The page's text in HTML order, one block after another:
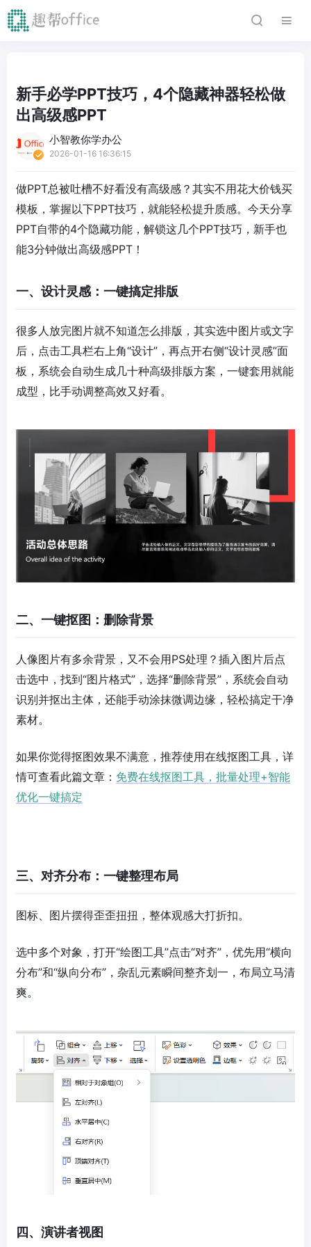
新手必学PPT技巧，4个隐藏神器轻松做
出高级感PPT
小智教你学办公
2026-01-16 16:36:15
做PPT总被吐槽不好看没有高级感？其实不用花大价钱买
模板，掌握以下PPT技巧，就能轻松提升质感。今天分享
PPT自带的4个隐藏功能，解锁这几个PPT技巧，新手也
能3分钟做出高级感PPT！
一、设计灵感：一键搞定排版
很多人放完图片就不知道怎么排版，其实选中图片或文字
后，点击工具栏右上角“设计”，再点开右侧“设计灵感”面
板，系统会自动生成几十种高级排版方案，一键套用就能
成型，比手动调整高效又好看。
二、一键抠图：删除背景
人像图片有多余背景，又不会用PS处理？插入图片后点
击选中，找到“图片格式”，选择“删除背景”，系统会自动
识别并抠出主体，还能手动涂抹微调边缘，轻松搞定干净
素材。
如果你觉得抠图效果不满意，推荐使用在线抠图工具，详
情可查看此篇文章： 免费在线抠图工具，批量处理+智能
优化一键搞定
三、对齐分布：一键整理布局
图标、图片摆得歪歪扭扭，整体观感大打折扣。
选中多个对象，打开“绘图工具”点击“对齐”，优先用“横向
分布”和“纵向分布”，杂乱元素瞬间整齐划一，布局立马清
爽。
四、演讲者视图